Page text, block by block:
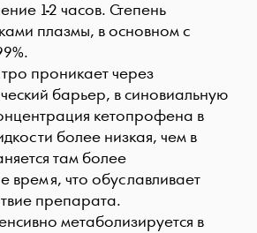
1-2 часов. Степень
плазмы, в основном с
проникает через
барьер, в синовиальную
кетопрофена в
более низкая, чем в
там более
время, что обуславливает
препарата.
метаболизируется в